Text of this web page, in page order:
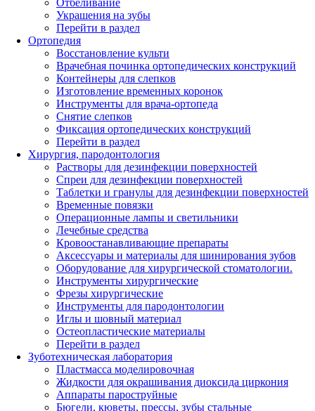
Отбеливание
Украшения на зубы
Перейти в раздел
Ортопедия
Восстановление культи
Врачебная починка ортопедических конструкций
Контейнеры для слепков
Изготовление временных коронок
Инструменты для врача-ортопеда
Снятие слепков
Фиксация ортопедических конструкций
Перейти в раздел
Хирургия, пародонтология
Растворы для дезинфекции поверхностей
Спреи для дезинфекции поверхностей
Таблетки и гранулы для дезинфекции поверхностей
Временные повязки
Операционные лампы и светильники
Лечебные средства
Кровоостанавливающие препараты
Аксессуары и материалы для шинирования зубов
Оборудование для хирургической стоматологии.
Инструменты хирургические
Фрезы хирургические
Инструменты для пародонтологии
Иглы и шовный материал
Остеопластические материалы
Перейти в раздел
Зуботехническая лаборатория
Пластмасса моделировочная
Жидкости для окрашивания диоксида циркония
Аппараты пароструйные
Бюгели, кюветы, прессы, зубы стальные